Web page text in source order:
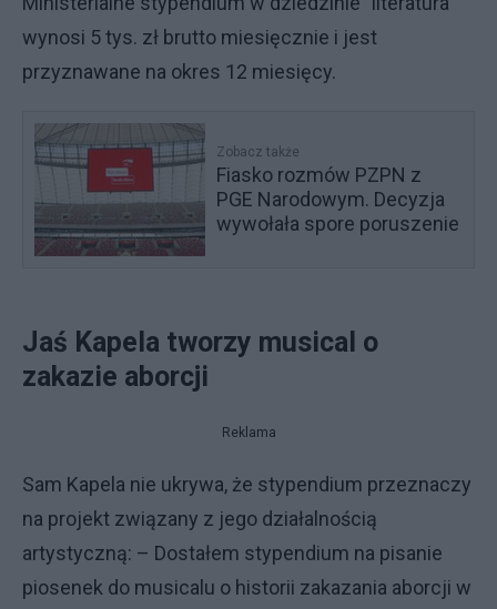
wynosi 5 tys. zł brutto miesięcznie i jest
przyznawane na okres 12 miesięcy.
Zobacz także
Fiasko rozmów PZPN z
PGE Narodowym. Decyzja
wywołała spore poruszenie
Jaś Kapela tworzy musical o
zakazie aborcji
Reklama
Sam Kapela nie ukrywa, że stypendium przeznaczy
na projekt związany z jego działalnością
artystyczną: – Dostałem stypendium na pisanie
piosenek do musicalu o historii zakazania aborcji w